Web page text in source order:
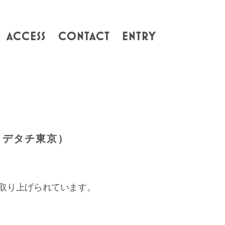
ACCESS CONTACT ENTRY
タチ東京）
上げられています。